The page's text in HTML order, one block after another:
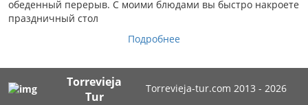
обеденный перерыв. С моими блюдами вы быстро накроете
праздничный стол
Подробнее
Torrevieja
Tur
Torrevieja-tur.com 2013 - 2026